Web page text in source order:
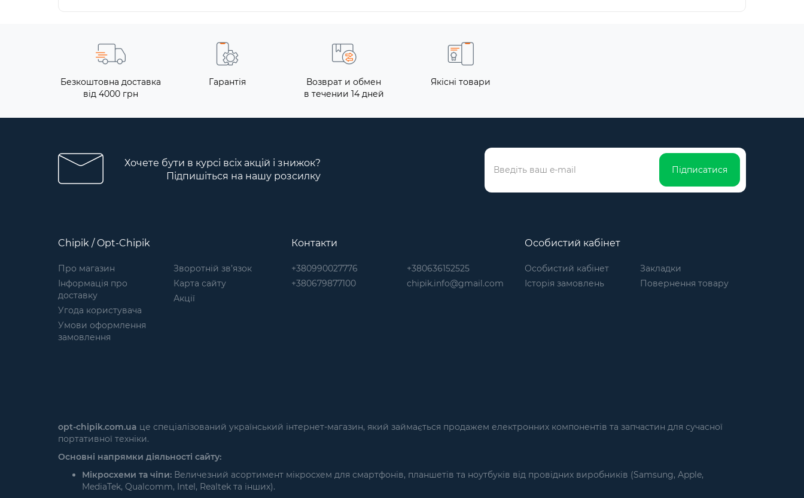
Безкоштовна доставка
від 4000 грн
Гарантія
Возврат и обмен
в течении 14 дней
Якісні товари
Хочете бути в курсі всіх акцій і знижок?
Підпишіться на нашу розсилку
Підписатися
Chipik / Opt-Chipik
Про магазин
Інформація про
доставку
Угода користувача
Умови оформлення
замовлення
Зворотній зв’язок
Карта сайту
Акції
Контакти
+380990027776
+380679877100
+380636152525
chipik.info@gmail.com
Особистий кабінет
Особистий кабінет
Історія замовлень
Закладки
Повернення товару
opt-chipik.com.ua це спеціалізований український інтернет-магазин, який займається продажем електронних компонентів та запчастин для сучасної
портативної техніки.
Основні напрямки діяльності сайту:
Мікросхеми та чіпи: Величезний асортимент мікросхем для смартфонів, планшетів та ноутбуків від провідних виробників (Samsung, Apple,
MediaTek, Qualcomm, Intel, Realtek та інших).